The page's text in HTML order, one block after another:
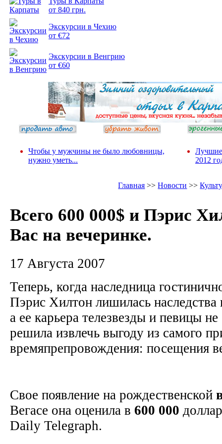
от 840 грн.
Экскурсии в Чехию
от €72
Экскурсии в Венгрию
от €60
Чтобы у мужчины не было любовницы,
нужно уметь...
Лучшие
2012
Главная >>Новости >>
Всего 600 000$ и Пэрис
Вас на вечеринке.
17 Августа 2007
Теперь, когда наследница
Пэрис Хилтон лишилась
а ее карьера телезвезды и певицы не
решила извлечь выгоду из самого
времяпрепровождения: посещения
Свое появление на рождественской
Вегасе она оценила в 600 000
Daily Telegraph.